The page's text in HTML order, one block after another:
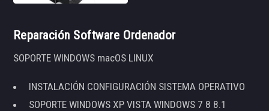
Reparación Software Ordenador
SOPORTE WINDOWS macOS LINUX
INSTALACIÓN CONFIGURACIÓN SISTEMA OPERATIVO
SOPORTE WINDOWS XP VISTA WINDOWS 7 8 8.1